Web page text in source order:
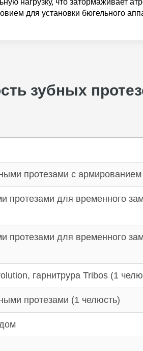
нагрузку, что затормаживает
для установки бюгельного
зубных
протезами с армированием
протезами для временного
протезами для временного
гарнитрура Tribos (1
протезами (1 челюсть)